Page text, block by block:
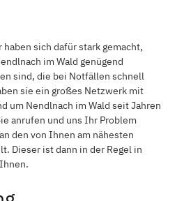
haben sich dafür stark gemacht,
im Wald genügend
sind, die bei Notfällen schnell
sie ein großes Netzwerk mit
um Nendlnach im Wald seit Jahren
anrufen und uns Ihr Problem
den von Ihnen am nähesten
Dieser ist dann in der Regel in